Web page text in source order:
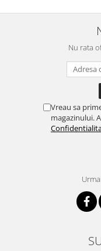
Nu rata
Vreau sa
magazinului.